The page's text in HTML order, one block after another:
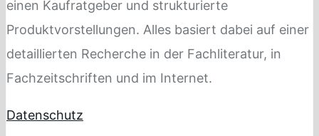
einen Kaufratgeber und strukturierte
Produktvorstellungen. Alles basiert dabei auf einer
detaillierten Recherche in der Fachliteratur, in
Fachzeitschriften und im Internet.
Datenschutz